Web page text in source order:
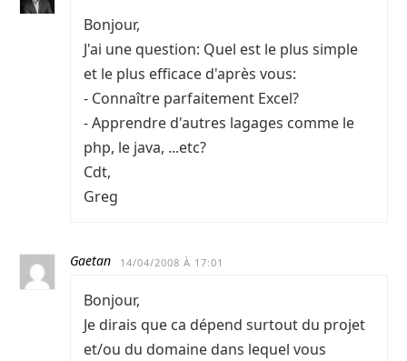
Bonjour,
J'ai une question: Quel est le plus simple
et le plus efficace d'après vous:
- Connaître parfaitement Excel?
- Apprendre d'autres lagages comme le
php, le java, ...etc?
Cdt,
Greg
Gaetan 14/04/2008 À 17:01
Bonjour,
Je dirais que ca dépend surtout du projet
et/ou du domaine dans lequel vous